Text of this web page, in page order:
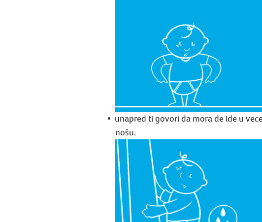
unapred ti govori da mora de ide u
nošu.